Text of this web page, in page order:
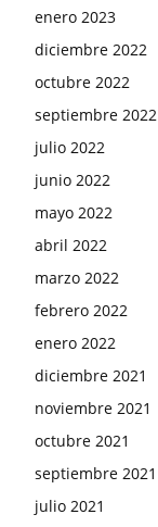
enero 2023
diciembre 2022
octubre 2022
septiembre 2022
julio 2022
junio 2022
mayo 2022
abril 2022
marzo 2022
febrero 2022
enero 2022
diciembre 2021
noviembre 2021
octubre 2021
septiembre 2021
julio 2021